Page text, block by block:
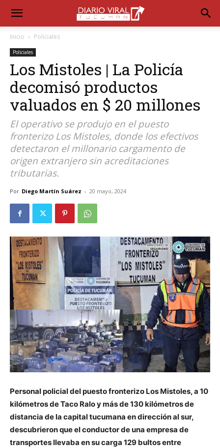
Inicio Policiales
Policiales
Los Mistoles | La Policía
decomisó productos
valuados en $ 20 millones
El operativo se produjo en el puesto
fronterizo Los Mistoles, donde los efectivos
detectaron el millonario cargamento de
origen extranjero sin acreditaciones
tributarias.
Por Diego Martín Suárez - 20 mayo, 2024
Personal policial del puesto fronterizo Los Mistoles, a 10
kilómetros de Taco Ralo y más de 130 kilómetros de
distancia de la capital tucumana en dirección al sur,
descubrieron que el conductor de una empresa de
transportes llevaba en su carga 129 bultos entre